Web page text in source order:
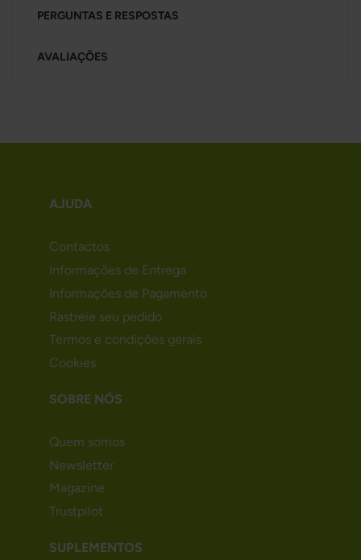
PERGUNTAS E RESPOSTAS
AVALIAÇÕES
AJUDA
Contactos
Informações de Entrega
Informações de Pagamento
Rastreie seu pedido
Termos e condições gerais
Cookies
SOBRE NÓS
Quem somos
Newsletter
Magazine
Trustpilot
SUPLEMENTOS